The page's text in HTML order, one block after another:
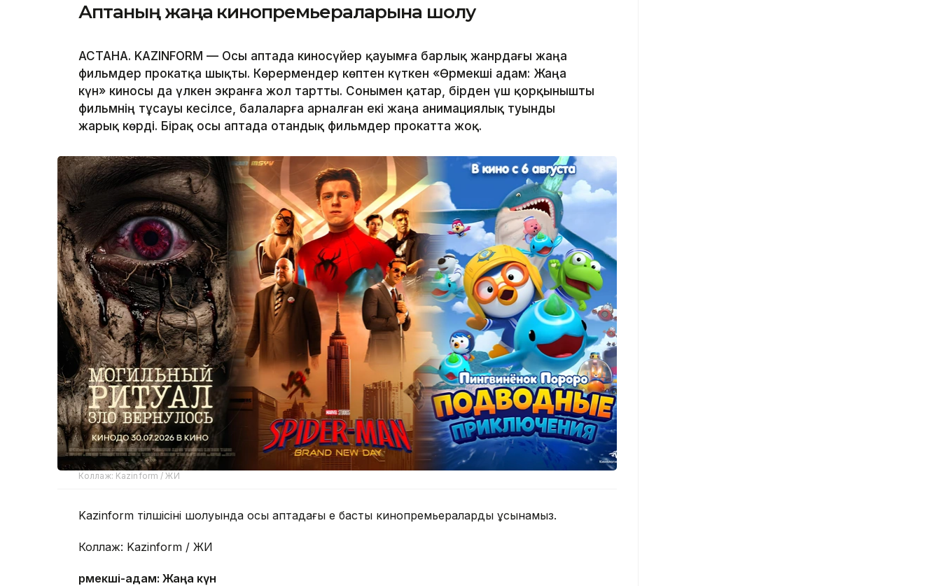
Аптаның жаңа кинопремьераларына шолу
АСТАНА. KAZINFORM — Осы аптада киносүйер қауымға барлық жанрдағы жаңа
фильмдер прокатқа шықты. Көрермендер көптен күткен «Өрмекші адам: Жаңа
күн» киносы да үлкен экранға жол тартты. Сонымен қатар, бірден үш қорқынышты
фильмнің тұсауы кесілсе, балаларға арналған екі жаңа анимациялық туынды
жарық көрді. Бірақ осы аптада отандық фильмдер прокатта жоқ.
Коллаж: Kazinform / ЖИ
Kazinform тілшісінің шолуында осы аптадағы ең басты кинопремьераларды ұсынамыз.
Коллаж: Kazinform / ЖИ
Өрмекші-адам: Жаңа күн